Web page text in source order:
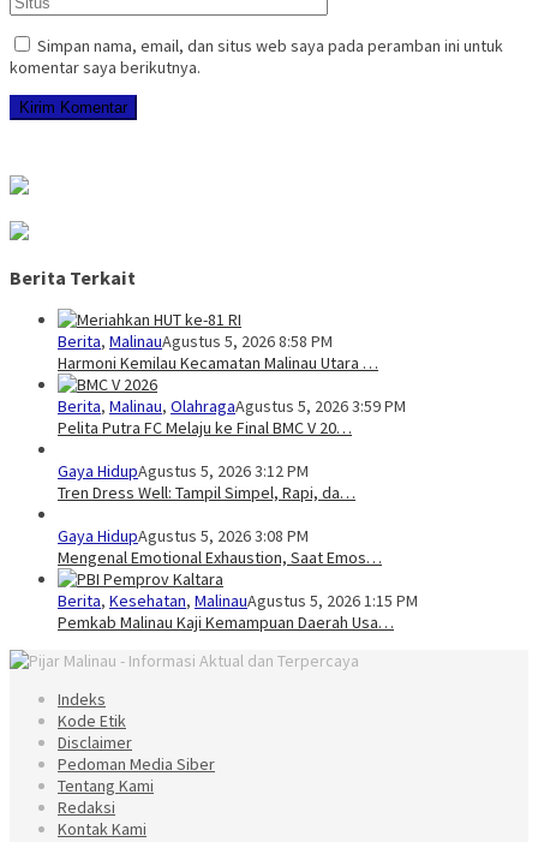
Simpan nama, email, dan situs web saya pada peramban ini untuk
komentar saya berikutnya.
Berita Terkait
Berita, MalinauAgustus 5, 2026 8:58 PM
Harmoni Kemilau Kecamatan Malinau Utara …
Berita, Malinau, OlahragaAgustus 5, 2026 3:59 PM
Pelita Putra FC Melaju ke Final BMC V 20…
Gaya HidupAgustus 5, 2026 3:12 PM
Tren Dress Well: Tampil Simpel, Rapi, da…
Gaya HidupAgustus 5, 2026 3:08 PM
Mengenal Emotional Exhaustion, Saat Emos…
Berita, Kesehatan, MalinauAgustus 5, 2026 1:15 PM
Pemkab Malinau Kaji Kemampuan Daerah Usa…
Indeks
Kode Etik
Disclaimer
Pedoman Media Siber
Tentang Kami
Redaksi
Kontak Kami